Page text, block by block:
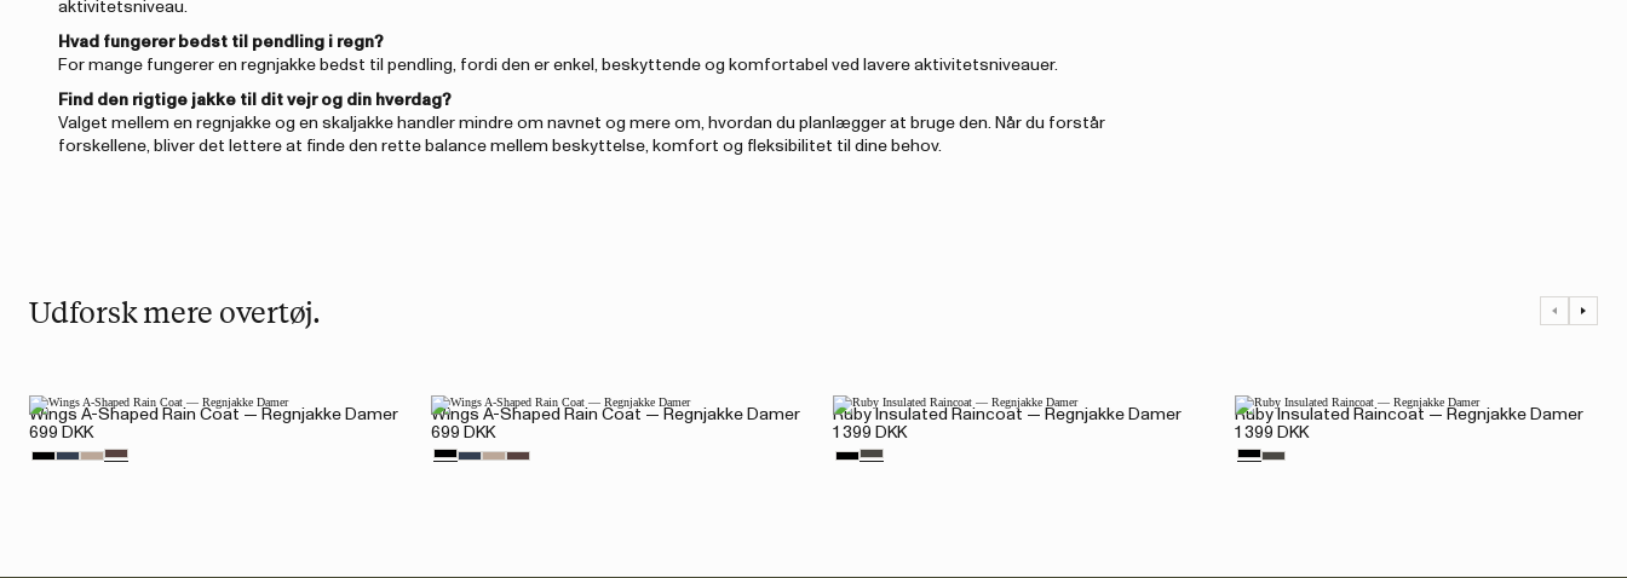
aktivitetsniveau.
Hvad fungerer bedst til pendling i regn?
For mange fungerer en regnjakke bedst til pendling, fordi den er enkel, beskyttende og komfortabel ved lavere aktivitetsniveauer.
Find den rigtige jakke til dit vejr og din hverdag?
Valget mellem en regnjakke og en skaljakke handler mindre om navnet og mere om, hvordan du planlægger at bruge den. Når du forstår
forskellene, bliver det lettere at finde den rette balance mellem beskyttelse, komfort og fleksibilitet til dine behov.
Udforsk mere overtøj.
Wings A-Shaped Rain Coat — Regnjakke Damer
699 DKK
Wings A-Shaped Rain Coat — Regnjakke Damer
699 DKK
Ruby Insulated Raincoat — Regnjakke Damer
1 399 DKK
Ruby Insulated Raincoat — Regnjakke Damer
1 399 DKK